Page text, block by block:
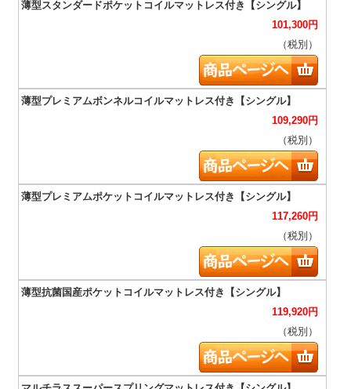
101,300円
（税別）
109,290円
（税別）
117,260円
（税別）
119,920円
（税別）